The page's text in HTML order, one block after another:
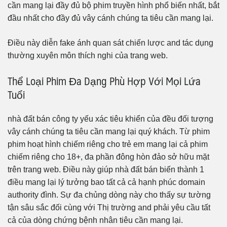
cần mang lại đầy đủ bộ phim truyền hình phổ biến nhất, bắt
đầu nhất cho đầy đủ vây cánh chúng ta tiêu cần mang lại.
Điều này diễn fake ánh quan sát chiến lược and tác dụng
thường xuyên môn thích nghi của trang web.
Thể Loại Phim Đa Dạng Phù Hợp Với Mọi Lứa
Tuổi
nhà đất bán công ty yếu xác tiêu khiển của đều đối tượng
vây cánh chúng ta tiêu cần mang lại quý khách. Từ phim
phim hoạt hình chiếm riêng cho trẻ em mang lại cả phim
chiếm riêng cho 18+, đa phần đông hòn đảo sở hữu mặt
trên trang web. Điều này giúp nhà đất bán biến thành 1
điều mang lại lý tưởng bao tất cả cả hạnh phúc domain
authority đình. Sự đa chủng dòng này cho thấy sự tường
tận sâu sắc đối cùng với Thị trường and phải yêu cầu tất
cả của dòng chứng bệnh nhân tiêu cần mang lại.